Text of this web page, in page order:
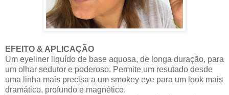
EFEITO & APLICAÇÃO
Um eyeliner liquído de base aquosa, de longa duração, para
um olhar sedutor e poderoso. Permite um resutado desde
uma linha mais precisa a um smokey eye para um look mais
dramático, profundo e magnético.